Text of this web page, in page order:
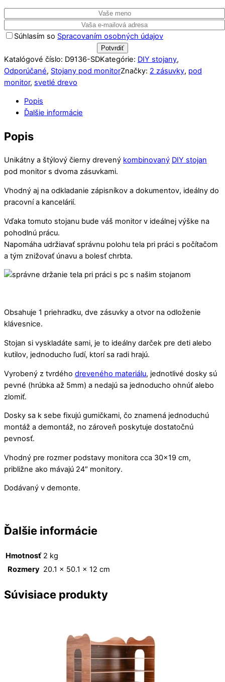
Súhlasím so Spracovaním osobných údajov
Katalógové číslo: D9136-SDKategórie: DIY stojany,
Odporúčané, Stojany pod monitorZnačky: 2 zásuvky, pod
monitor, svetlé drevo
Popis
Ďalšie informácie
Popis
Unikátny a štýlový čierny drevený kombinovaný DIY stojan
pod monitor s dvoma zásuvkami.
Vhodný aj na odkladanie zápisníkov a dokumentov, ideálny do
pracovní a kancelárií.
Vďaka tomuto stojanu bude váš monitor v ideálnej výške na
pohodlnú prácu.
Napomáha udržiavať správnu polohu tela pri práci s počítačom
a tým znižovať únavu a bolesť chrbta.
Obsahuje 1 priehradku, dve zásuvky a otvor na odloženie
klávesnice.
Stojan si vyskladáte sami, je to ideálny darček pre deti alebo
kutilov, jednoducho ľudí, ktorí sa radi hrajú.
Vyrobený z tvrdého dreveného materiálu, jednotlivé dosky sú
pevné (hrúbka až 5mm) a nedajú sa jednoducho ohnúť alebo
zlomiť.
Dosky sa k sebe fixujú gumičkami, čo znamená jednoduchú
montáž a demontáž, no zároveň poskytuje dostatočnú
pevnosť.
Vhodný pre rozmer podstavy monitora cca 30×19 cm,
približne ako mávajú 24″ monitory.
Dodávaný v demonte.
Ďalšie informácie
Hmotnosť 2 kg
Rozmery 20.1 × 50.1 × 12 cm
Súvisiace produkty